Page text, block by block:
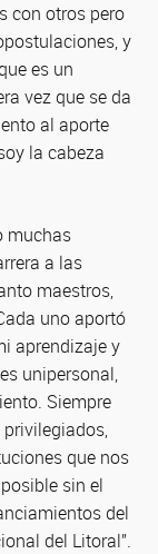
con otros pero
y
es un
vez que se da
al aporte
la cabeza
muchas
a las
maestros,
uno aportó
aprendizaje y
unipersonal,
Siempre
que nos
sin el
del
del Litoral”.